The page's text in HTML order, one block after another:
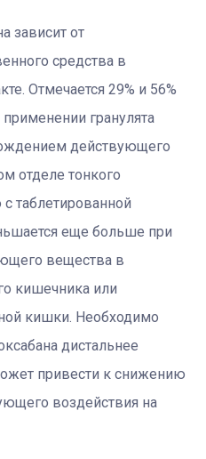
зависит от
средства в
Отмечается 29% и 56%
гранулята
действующего
отделе тонкого
таблетированной
еще больше при
вещества в
кишечника или
кишки. Необходимо
дистальнее
привести к снижению
воздействия на